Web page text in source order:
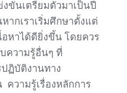
ขันเตรียมตัวมาเป็นปี
ากเราเริ่มศึกษาตั้งแต่
อหาได้ดียิ่งขึ้น โดยควร
ความรู้อื่นๆ ที่
ฏิบัติงานทาง
ความรู้เรื่องหลักการ